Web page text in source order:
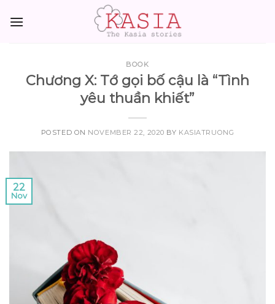
BOOK
Chương X: Tớ gọi bố cậu là “Tình
yêu thuần khiết”
POSTED ON NOVEMBER 22, 2020 BY KASIATRUONG
22
Nov